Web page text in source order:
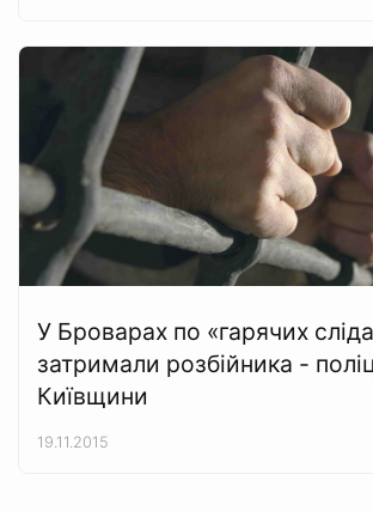
У Броварах по «гарячих
затримали розбійника -
Київщини
19.11.2015